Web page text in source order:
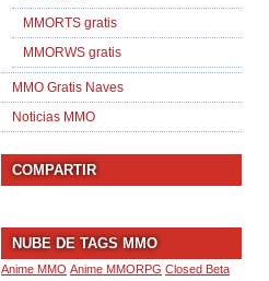
MMORTS gratis
MMORWS gratis
MMO Gratis Naves
Noticias MMO
COMPARTIR
NUBE DE TAGS MMO
Anime MMO Anime MMORPG Closed Beta